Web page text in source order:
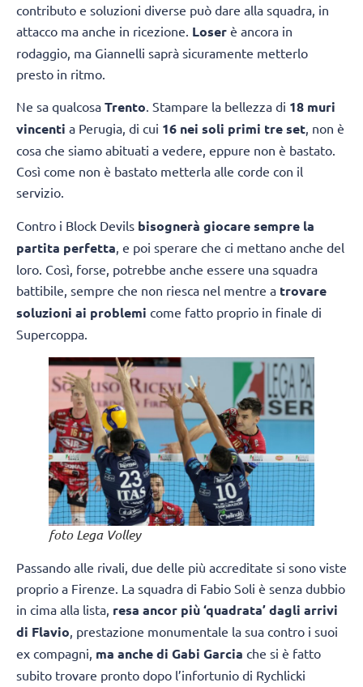
contributo e soluzioni diverse può dare alla squadra, in
attacco ma anche in ricezione. Loser è ancora in
rodaggio, ma Giannelli saprà sicuramente metterlo
presto in ritmo.
Ne sa qualcosa Trento. Stampare la bellezza di 18 muri
vincenti a Perugia, di cui 16 nei soli primi tre set, non è
cosa che siamo abituati a vedere, eppure non è bastato.
Così come non è bastato metterla alle corde con il
servizio.
Contro i Block Devils bisognerà giocare sempre la
partita perfetta , e poi sperare che ci mettano anche del
loro. Così, forse, potrebbe anche essere una squadra
battibile, sempre che non riesca nel mentre a trovare
soluzioni ai problemi come fatto proprio in finale di
Supercoppa.
foto Lega Volley
Passando alle rivali, due delle più accreditate si sono viste
proprio a Firenze. La squadra di Fabio Soli è senza dubbio
in cima alla lista, resa ancor più ‘quadrata’ dagli arrivi
di Flavio, prestazione monumentale la sua contro i suoi
ex compagni, ma anche di Gabi Garcia che si è fatto
subito trovare pronto dopo l’infortunio di Rychlicki